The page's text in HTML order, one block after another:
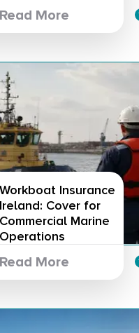
Read More
Workboat Insurance
Ireland: Cover for
Commercial Marine
Operations
Read More